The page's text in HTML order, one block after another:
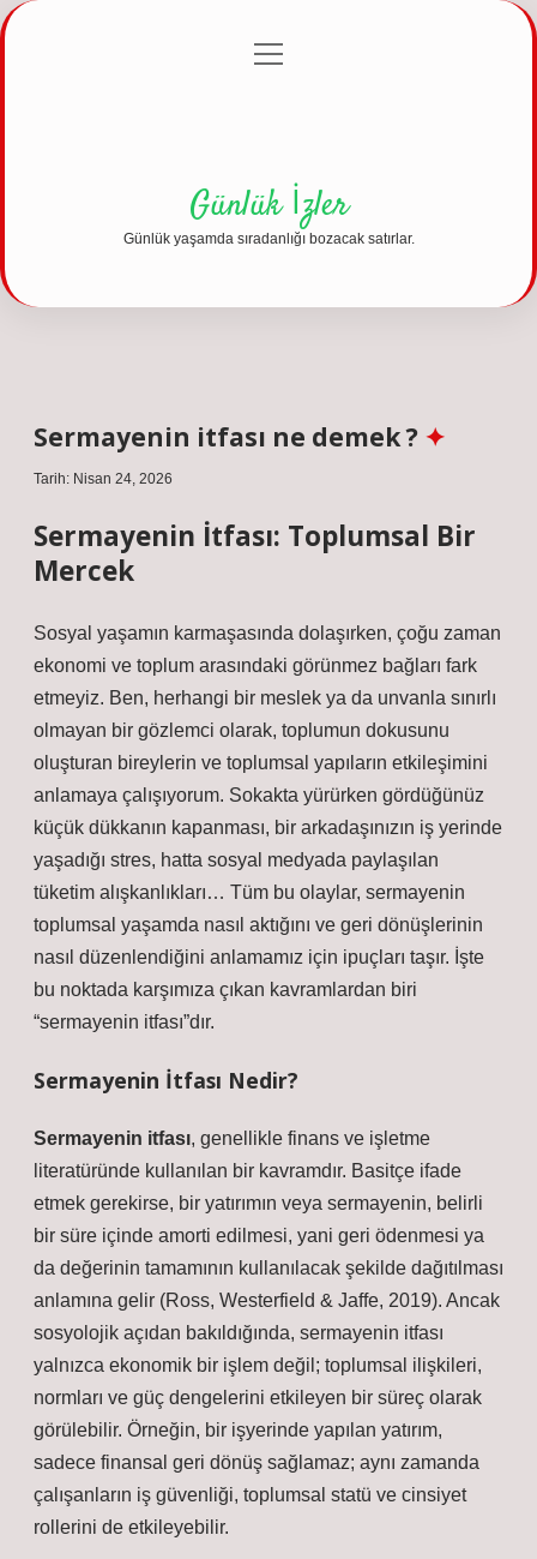
Gizlilik Politikası
menüyü
Günlük İzler
Günlük yaşamda sıradanlığı bozacak satırlar.
Sermayenin itfası ne demek ?
Tarih: Nisan 24, 2026
Sermayenin İtfası: Toplumsal Bir
Mercek
Sosyal yaşamın karmaşasında dolaşırken, çoğu zaman
ekonomi ve toplum arasındaki görünmez bağları fark
etmeyiz. Ben, herhangi bir meslek ya da unvanla sınırlı
olmayan bir gözlemci olarak, toplumun dokusunu
oluşturan bireylerin ve toplumsal yapıların etkileşimini
anlamaya çalışıyorum. Sokakta yürürken gördüğünüz
küçük dükkanın kapanması, bir arkadaşınızın iş yerinde
yaşadığı stres, hatta sosyal medyada paylaşılan
tüketim alışkanlıkları… Tüm bu olaylar, sermayenin
toplumsal yaşamda nasıl aktığını ve geri dönüşlerinin
nasıl düzenlendiğini anlamamız için ipuçları taşır. İşte
bu noktada karşımıza çıkan kavramlardan biri
“sermayenin itfası”dır.
Sermayenin İtfası Nedir?
Sermayenin itfası, genellikle finans ve işletme
literatüründe kullanılan bir kavramdır. Basitçe ifade
etmek gerekirse, bir yatırımın veya sermayenin, belirli
bir süre içinde amorti edilmesi, yani geri ödenmesi ya
da değerinin tamamının kullanılacak şekilde dağıtılması
anlamına gelir (Ross, Westerfield & Jaffe, 2019). Ancak
sosyolojik açıdan bakıldığında, sermayenin itfası
yalnızca ekonomik bir işlem değil; toplumsal ilişkileri,
normları ve güç dengelerini etkileyen bir süreç olarak
görülebilir. Örneğin, bir işyerinde yapılan yatırım,
sadece finansal geri dönüş sağlamaz; aynı zamanda
çalışanların iş güvenliği, toplumsal statü ve cinsiyet
rollerini de etkileyebilir.